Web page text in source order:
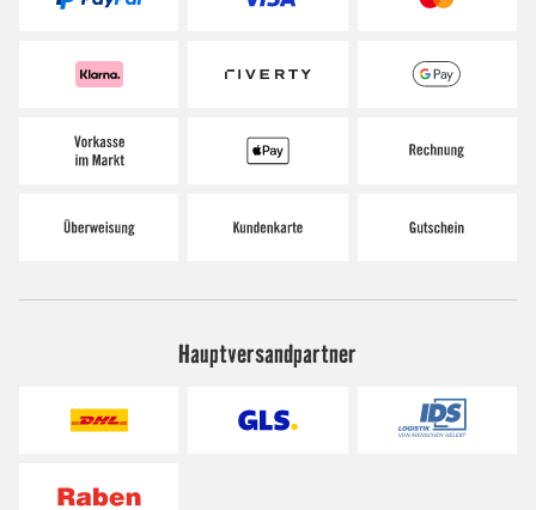
Hauptversandpartner